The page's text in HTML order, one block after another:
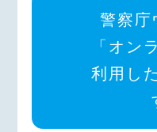
警察庁
「オン
利用し